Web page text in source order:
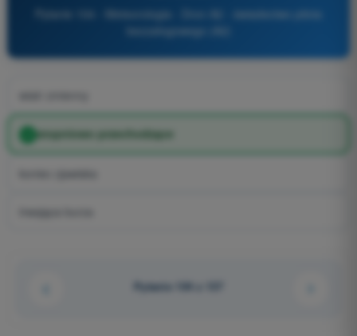
stopniowo przechodzące
trwająca burza
Pytanie 104 z 137